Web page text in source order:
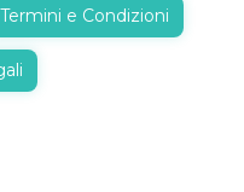
Termini e Condizioni